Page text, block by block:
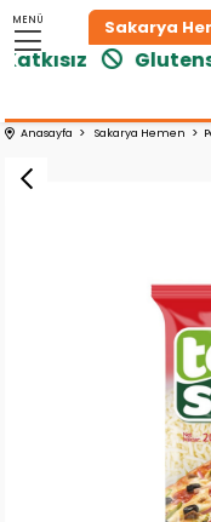
MENÜ Sakarya
Anasayfa Sakarya Hemen